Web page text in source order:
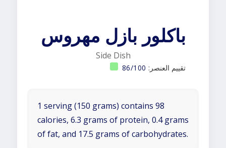
باكلور بازل مهروس
Side Dish
تقييم العنصر: 86/100
1 serving (150 grams) contains 98
calories, 6.3 grams of protein, 0.4 grams
of fat, and 17.5 grams of carbohydrates.